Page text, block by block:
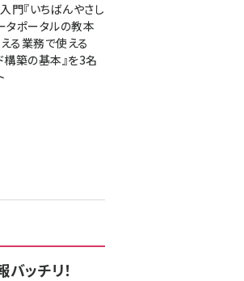
門『いちばんやさし
ポータルの教本
る業務で使える
構築の基本』を3名
ッチリ！